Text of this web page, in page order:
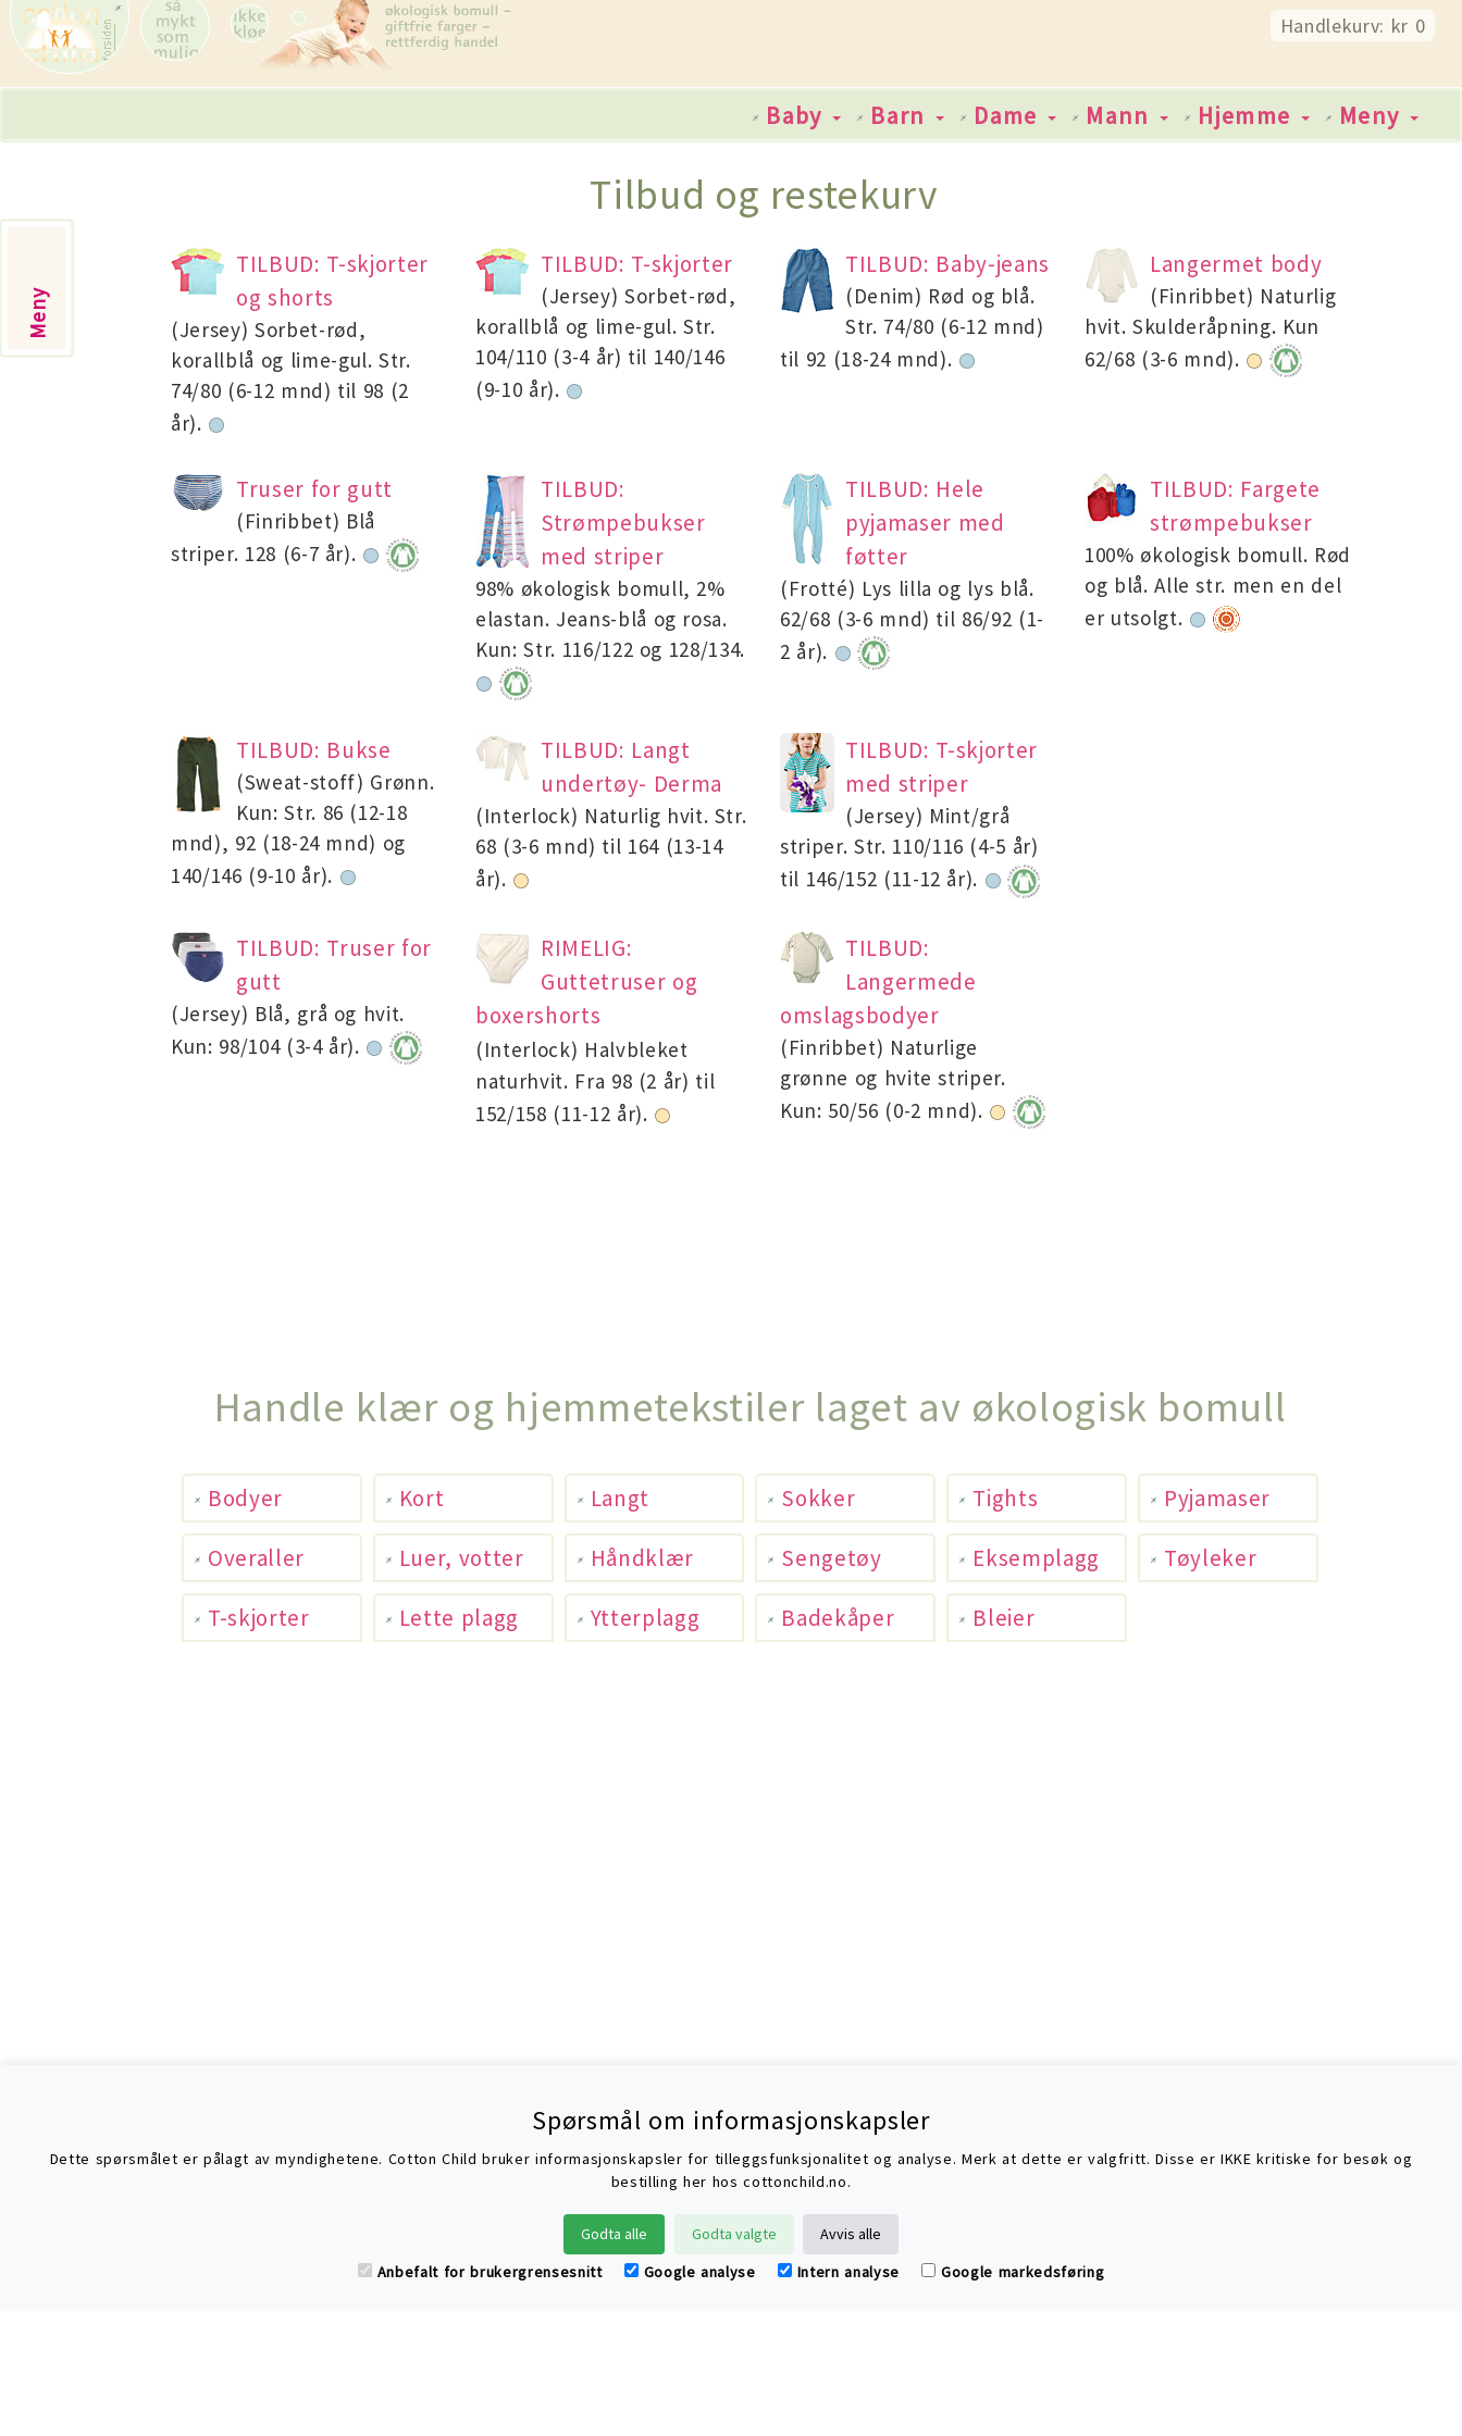
Skip
navigation
Handlekurv: kr 0
Baby Barn Dame Mann Hjemme Meny
Meny
Tilbud og restekurv
TILBUD: T-skjorter
og shorts
(Jersey) Sorbet-rød,
korallblå og lime-gul. Str.
74/80 (6-12 mnd) til 98 (2
år).
TILBUD: T-skjorter
(Jersey) Sorbet-rød,
korallblå og lime-gul. Str.
104/110 (3-4 år) til 140/146
(9-10 år).
TILBUD: Baby-jeans
(Denim) Rød og blå.
Str. 74/80 (6-12 mnd)
til 92 (18-24 mnd).
Langermet body
(Finribbet) Naturlig
hvit. Skulderåpning. Kun
62/68 (3-6 mnd).
Truser for gutt
(Finribbet) Blå
striper. 128 (6-7 år).
TILBUD:
Strømpebukser
med striper
98% økologisk bomull, 2%
elastan. Jeans-blå og rosa.
Kun: Str. 116/122 og 128/134.
TILBUD: Hele
pyjamaser med
føtter
(Frotté) Lys lilla og lys blå.
62/68 (3-6 mnd) til 86/92 (1-
2 år).
TILBUD: Fargete
strømpebukser
100% økologisk bomull. Rød
og blå. Alle str. men en del
er utsolgt.
TILBUD: Bukse
(Sweat-stoff) Grønn.
Kun: Str. 86 (12-18
mnd), 92 (18-24 mnd) og
140/146 (9-10 år).
TILBUD: Langt
undertøy- Derma
(Interlock) Naturlig hvit. Str.
68 (3-6 mnd) til 164 (13-14
år).
TILBUD: T-skjorter
med striper
(Jersey) Mint/grå
striper. Str. 110/116 (4-5 år)
til 146/152 (11-12 år).
TILBUD: Truser for
gutt
(Jersey) Blå, grå og hvit.
Kun: 98/104 (3-4 år).
RIMELIG:
Guttetruser og
boxershorts
(Interlock) Halvbleket
naturhvit. Fra 98 (2 år) til
152/158 (11-12 år).
TILBUD:
Langermede
omslagsbodyer
(Finribbet) Naturlige
grønne og hvite striper.
Kun: 50/56 (0-2 mnd).
Handle klær og hjemmetekstiler laget av økologisk bomull
Bodyer Kort Langt Sokker Tights Pyjamaser
Overaller Luer, votter Håndklær Sengetøy Eksemplagg Tøyleker
T-skjorter Lette plagg Ytterplagg Badekåper Bleier
Spørsmål om informasjonskapsler
Dette spørsmålet er pålagt av myndighetene. Cotton Child bruker informasjonskapsler for tilleggsfunksjonalitet og analyse. Merk at dette er valgfritt. Disse er IKKE kritiske for besøk og
bestilling her hos cottonchild.no.
Godta alle Godta valgte
Avvis alle
Anbefalt for brukergrensesnitt
Google analyse Intern analyse Google markedsføring
Klær og hjemmetekstiler av økologisk bomull
som bidrar til bedre helse, renere miljø og mer anstendig handel